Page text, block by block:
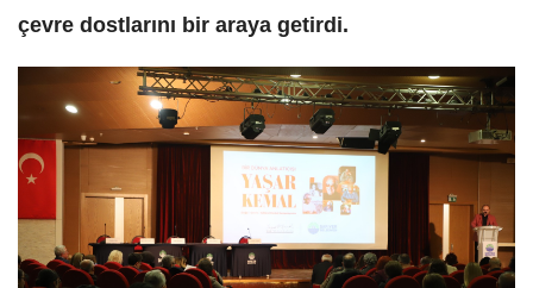
çevre dostlarını bir araya getirdi.